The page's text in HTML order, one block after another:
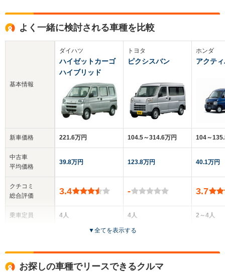
よく一緒に検討される車種を比較
基本情報
新車価格
中古車
平均価格
クチコミ
総合評価
乗車定員
ダイハツ
ハイゼットカーゴ
ハイブリッド
221.6万円
39.8万円
3.4
4人
全高
1.88m
トヨタ
ピクシスバン
104.5～314.6万円
123.8万円
-
4人
5ドア
1.89m
ホンダ
アクテ
104～
40.1万円
3.7
2～4人
▼全てを表示する
お探しの車種でリースできるクルマ